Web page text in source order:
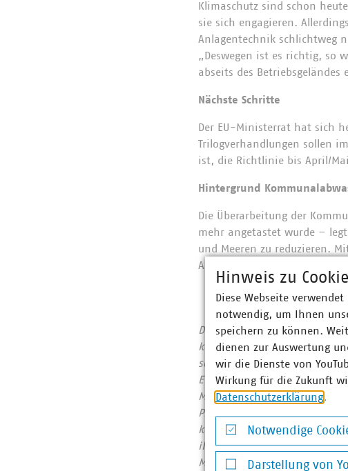
Klimaschutz sind schon
sie sich engagieren.
Anlagentechnik schlichtweg
„Deswegen ist es richtig, so
abseits des
Nächste Schritte
Der EU-Ministerrat hat sich
Trilogverhandlungen sollen
ist, die Richtlinie bis April/
Hintergrund
Die Überarbeitung der
mehr angetastet wurde –
und Meeren zu reduzieren.
Abwasserentsorger festgelegt.
Der Verband kommunaler
kommunalwirtschaftliche
sowie Telekommunikation.
Euro erwirtschaftet und
Mitgliedsunternehmen
Prozent, Gas 60 Prozent,
kommunale Abfallwirtschaft
ihrer CO2-Emissionen
Mitgliedsunternehmen
Hinweis zu
Diese Webseite
notwendig, um Ihnen
speichern zu können.
dienen zur Auswertung
wir die Dienste von
Wirkung für die Zukunft
Datenschutzerklärung.
Notwendige
Notwendige Cookies
Darstellung von